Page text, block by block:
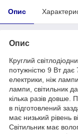
Опис
Опис
Круглий
потужністю 9 Вт
електрики, ніж
лампи, світильник
кілька разів довше.
в підготовлений
має низький рівень
Світильник має